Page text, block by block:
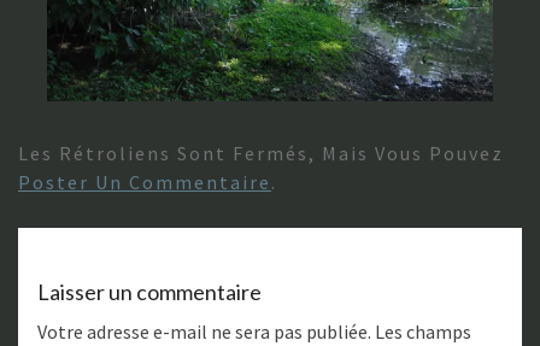
Les Rétroliens Sont Fermés, Mais Vous Pouvez
Poster Un Commentaire .
Laisser un commentaire
Votre adresse e-mail ne sera pas publiée. Les champs